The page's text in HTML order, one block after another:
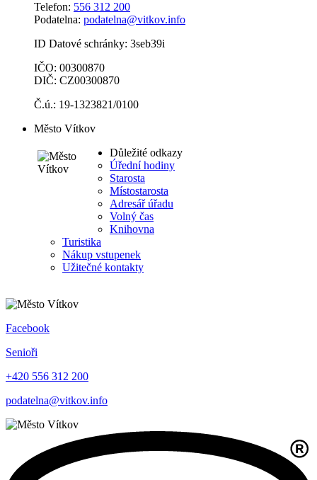
Telefon: 556 312 200
Podatelna: podatelna@vitkov.info
ID Datové schránky: 3seb39i
IČO: 00300870
DIČ: CZ00300870
Č.ú.: 19-1323821/0100
Město Vítkov
Důležité odkazy
Úřední hodiny
Starosta
Místostarosta
Adresář úřadu
Volný čas
Knihovna
Turistika
Nákup vstupenek
Užitečné kontakty
Facebook
Senioři
+420 556 312 200
podatelna@vitkov.info